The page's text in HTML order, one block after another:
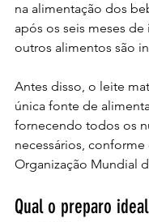
na alimentação dos
após os seis meses
outros alimentos são
Antes disso, o leite
única fonte de
fornecendo todos os
necessários, conforme
Organização Mundial
Qual o preparo